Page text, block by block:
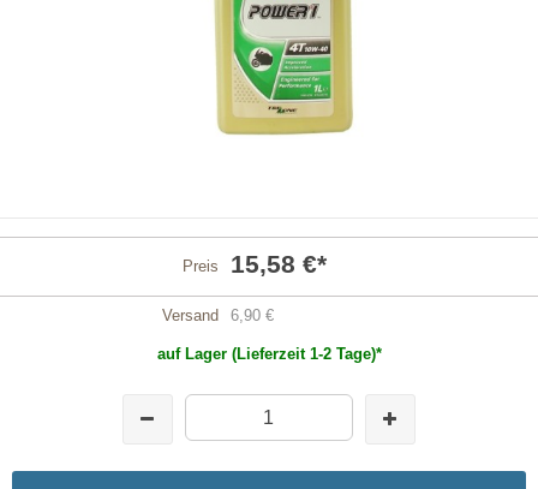
Preis 15,58 €*
Versand 6,90 €
auf Lager (Lieferzeit 1-2 Tage)*